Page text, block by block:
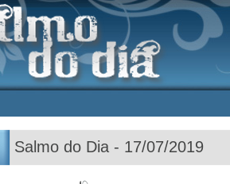
Salmo do Dia - 17/07/2019